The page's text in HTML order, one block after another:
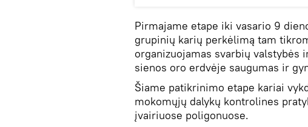
Pirmajame etape iki vasario 9
grupinių karių perkėlimą tam
organizuojamas svarbių valstybės
sienos oro erdvėje saugumas ir
Šiame patikrinimo etape kariai
mokomųjų dalykų kontrolines
įvairiuose poligonuose.